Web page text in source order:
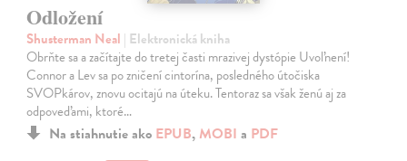
Odložení
Shusterman Neal | Elektronická kniha
Obrňte sa a začítajte do tretej časti mrazivej dystópie Uvoľnení!
Connor a Lev sa po zničení cintorína, posledného útočiska
SVOPkárov, znovu ocitajú na úteku. Tentoraz sa však ženú aj za
odpoveďami, ktoré…
Na stiahnutie ako EPUB, MOBI a PDF